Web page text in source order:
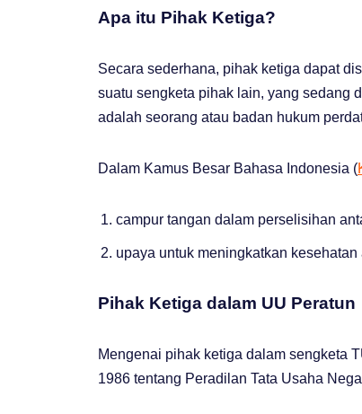
Apa itu Pihak Ketiga?
Secara sederhana, pihak ketiga dapat
suatu sengketa pihak lain, yang sedang
adalah seorang atau badan hukum
Dalam Kamus Besar Bahasa Indonesia (
campur tangan dalam perselisihan
upaya untuk meningkatkan
Pihak Ketiga dalam UU Peratun
Mengenai pihak ketiga dalam sengketa
1986 tentang Peradilan Tata Usaha